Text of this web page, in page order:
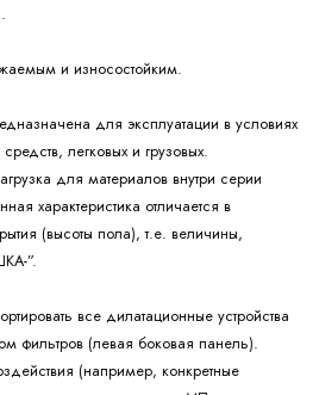
и износостойким.
для эксплуатации в условиях
легковых и грузовых.
для материалов внутри серии
характеристика отличается в
(высоты пола), т.е. величины,
”.
все дилатационные устройства
фильтров (левая боковая панель).
(например, конкретные